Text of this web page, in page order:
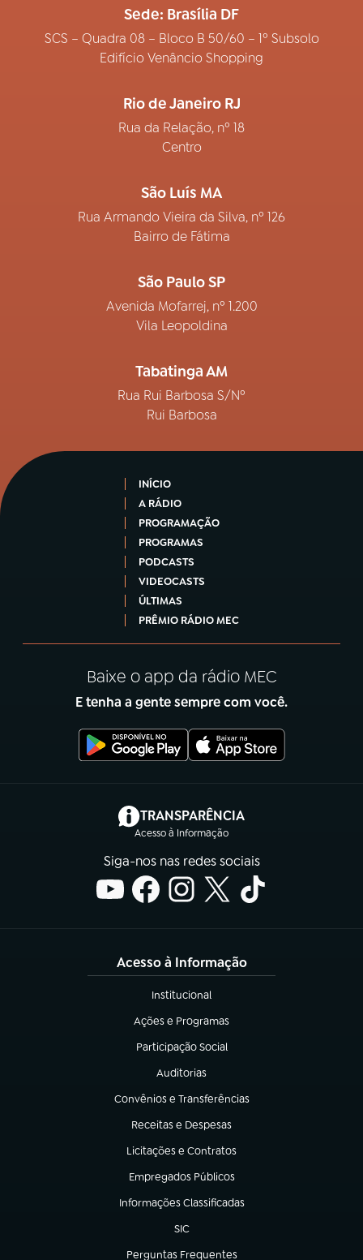
Sede: Brasília DF
SCS – Quadra 08 – Bloco B 50/60 – 1º Subsolo
Edifício Venâncio Shopping
Rio de Janeiro RJ
Rua da Relação, nº 18
Centro
São Luís MA
Rua Armando Vieira da Silva, nº 126
Bairro de Fátima
São Paulo SP
Avenida Mofarrej, nº 1.200
Vila Leopoldina
Tabatinga AM
Rua Rui Barbosa S/Nº
Rui Barbosa
INÍCIO
A RÁDIO
PROGRAMAÇÃO
PROGRAMAS
PODCASTS
VIDEOCASTS
ÚLTIMAS
PRÊMIO RÁDIO MEC
Baixe o app da rádio MEC
E tenha a gente sempre com você.
TRANSPARÊNCIA
Acesso à Informação
(abre em nova aba)
Siga-nos nas redes sociais
Acesso à Informação
Institucional
(abre em nova aba)
Ações e Programas
(abre em nova aba)
Participação Social
(abre em nova aba)
Auditorias
(abre em nova aba)
Convênios e Transferências
(abre em nova aba)
Receitas e Despesas
(abre em nova aba)
Licitações e Contratos
(abre em nova aba)
Empregados Públicos
(abre em nova aba)
Informações Classificadas
(abre em nova aba)
SIC
(abre em nova aba)
Perguntas Frequentes